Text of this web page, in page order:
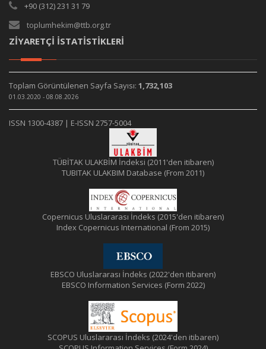
+90 (312) 231 31 79
toplumhekim@ttb.org.tr
ZİYARETÇİ İSTATİSTİKLERİ
Toplam Görüntülenen Sayfa Sayısı: 1,732,103
01.03.2020 - 08.08.2026
ISSN 1300-4387 | E-ISSN 2757-5004
TÜBİTAK ULAKBİM İndeksi (2011'den itibaren)
TUBITAK ULAKBIM Database (From 2011)
Copernicus Uluslararası İndeks (2015'den itibaren)
Index Copernicus International (From 2015)
EBSCO Uluslararası İndeks (2022'den itibaren)
EBSCO Information Services (Form 2022)
SCOPUS Uluslararası İndeks (2024'den itibaren)